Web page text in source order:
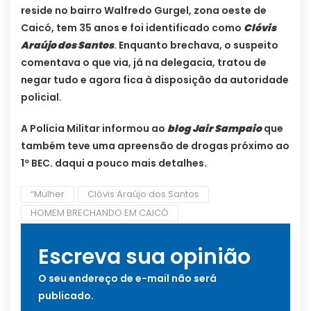
reside no bairro Walfredo Gurgel, zona oeste de
Caicó, tem 35 anos e foi identificado como Clóvis
Araújo dos Santos. Enquanto brechava, o suspeito
comentava o que via, já na delegacia, tratou de
negar tudo e agora fica à disposição da autoridade
policial.
A Polícia Militar informou ao blog Jair Sampaioque
também teve uma apreensão de drogas próximo ao
1º BEC. daqui a pouco mais detalhes.
“Mulher
Clóvis Araújo dos Santos
HOMEM BRECHANDO EM CAICÓ
Escreva sua opinião
O seu endereço de e-mail não será
publicado.